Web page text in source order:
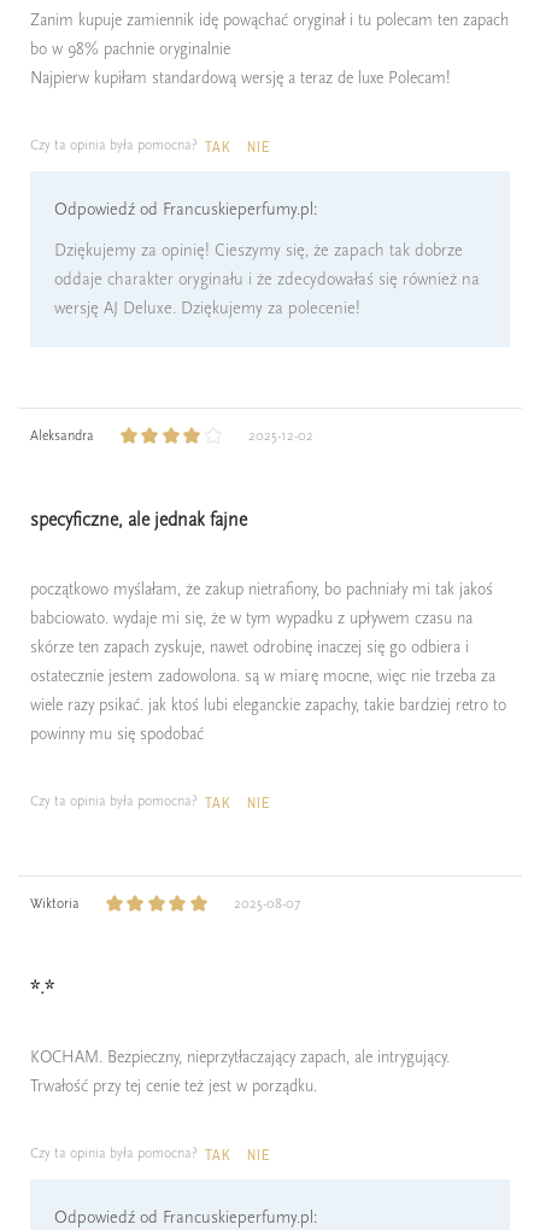
Zanim kupuje zamiennik idę powąchać oryginał i tu polecam ten zapach
bo w 98% pachnie oryginalnie
Najpierw kupiłam standardową wersję a teraz de luxe Polecam!
Czy ta opinia była pomocna? TAK NIE
Odpowiedź od Francuskieperfumy.pl:
Dziękujemy za opinię! Cieszymy się, że zapach tak dobrze
oddaje charakter oryginału i że zdecydowałaś się również na
wersję AJ Deluxe. Dziękujemy za polecenie!
Aleksandra 2025-12-02
specyficzne, ale jednak fajne
początkowo myślałam, że zakup nietrafiony, bo pachniały mi tak jakoś
babciowato. wydaje mi się, że w tym wypadku z upływem czasu na
skórze ten zapach zyskuje, nawet odrobinę inaczej się go odbiera i
ostatecznie jestem zadowolona. są w miarę mocne, więc nie trzeba za
wiele razy psikać. jak ktoś lubi eleganckie zapachy, takie bardziej retro to
powinny mu się spodobać
Czy ta opinia była pomocna? TAK NIE
Wiktoria 2025-08-07
*.*
KOCHAM. Bezpieczny, nieprzytłaczający zapach, ale intrygujący.
Trwałość przy tej cenie też jest w porządku.
Czy ta opinia była pomocna? TAK NIE
Odpowiedź od Francuskieperfumy.pl: